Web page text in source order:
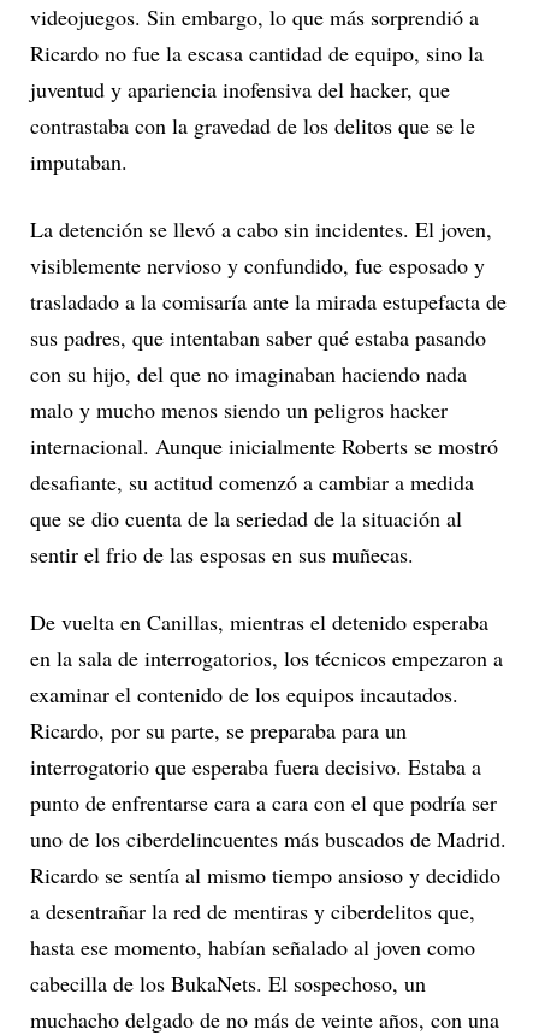
videojuegos. Sin embargo, lo que más sorprendió a
Ricardo no fue la escasa cantidad de equipo, sino la
juventud y apariencia inofensiva del hacker, que
contrastaba con la gravedad de los delitos que se le
imputaban.
La detención se llevó a cabo sin incidentes. El joven,
visiblemente nervioso y confundido, fue esposado y
trasladado a la comisaría ante la mirada estupefacta de
sus padres, que intentaban saber qué estaba pasando
con su hijo, del que no imaginaban haciendo nada
malo y mucho menos siendo un peligros hacker
internacional. Aunque inicialmente Roberts se mostró
desafiante, su actitud comenzó a cambiar a medida
que se dio cuenta de la seriedad de la situación al
sentir el frio de las esposas en sus muñecas.
De vuelta en Canillas, mientras el detenido esperaba
en la sala de interrogatorios, los técnicos empezaron a
examinar el contenido de los equipos incautados.
Ricardo, por su parte, se preparaba para un
interrogatorio que esperaba fuera decisivo. Estaba a
punto de enfrentarse cara a cara con el que podría ser
uno de los ciberdelincuentes más buscados de Madrid.
Ricardo se sentía al mismo tiempo ansioso y decidido
a desentrañar la red de mentiras y ciberdelitos que,
hasta ese momento, habían señalado al joven como
cabecilla de los BukaNets. El sospechoso, un
muchacho delgado de no más de veinte años, con una